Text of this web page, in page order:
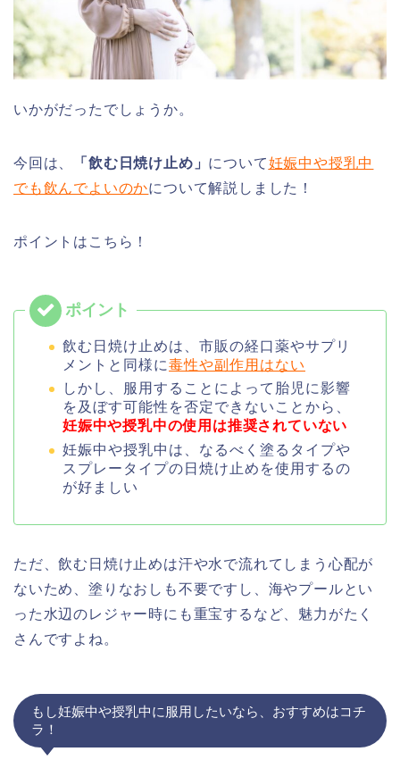
いかがだったでしょうか。
今回は、 「飲む日焼け止め」 について妊娠中や授乳中
でも飲んでよいのかについて解説しました！
ポイントはこちら！
飲む日焼け止めは、市販の経口薬やサプリ
メントと同様に毒性や副作用はない
しかし、服用することによって胎児に影響
を及ぼす可能性を否定できないことから、
妊娠中や授乳中の使用は推奨されていない
妊娠中や授乳中は、なるべく塗るタイプや
スプレータイプの日焼け止めを使用するの
が好ましい
ただ、飲む日焼け止めは汗や水で流れてしまう心配が
ないため、塗りなおしも不要ですし、海やプールとい
った水辺のレジャー時にも重宝するなど、魅力がたく
さんですよね。
もし妊娠中や授乳中に服用したいなら、おすすめはコチ
ラ！